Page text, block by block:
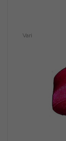
Vari